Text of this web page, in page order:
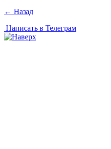
← Назад
Написать в Телеграм